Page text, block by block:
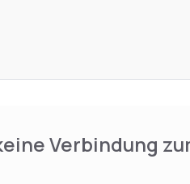
Verbindung